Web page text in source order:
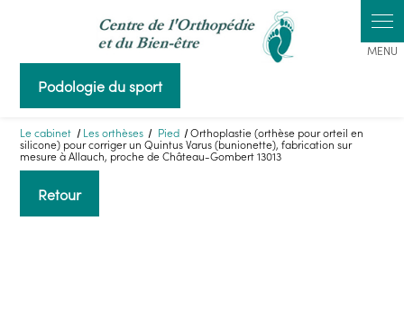
Podologie du sport
Le cabinet Les orthèses Pied Orthoplastie (orthèse pour orteil en
silicone) pour corriger un Quintus Varus (bunionette), fabrication sur
mesure à Allauch, proche de Château-Gombert 13013
Retour